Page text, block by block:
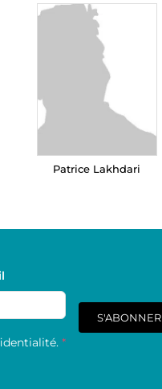
Patrice Lakhdari
*
S'ABONNER